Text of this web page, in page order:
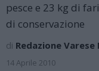
pesce e 23 kg di
di conservazione
di Redazione Varese
14 Aprile 2010